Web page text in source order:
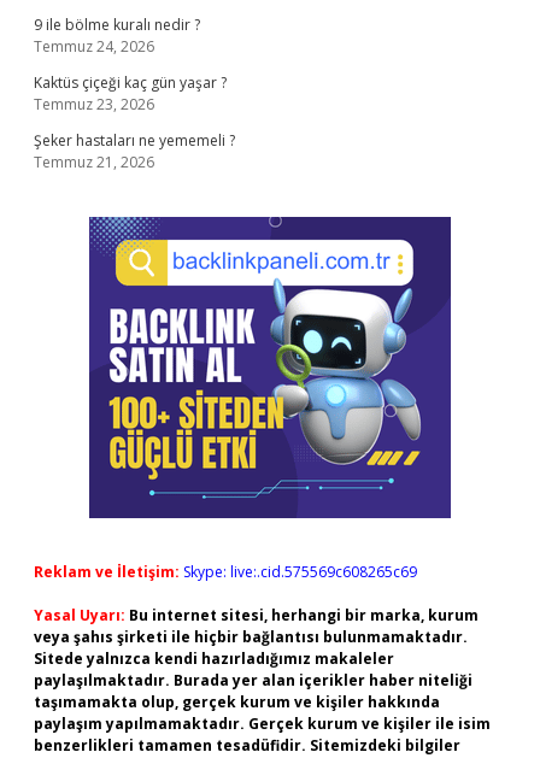
9 ile bölme kuralı nedir ?
Temmuz 24, 2026
Kaktüs çiçeği kaç gün yaşar ?
Temmuz 23, 2026
Şeker hastaları ne yememeli ?
Temmuz 21, 2026
Reklam ve İletişim: Skype: live:.cid.575569c608265c69
Yasal Uyarı: Bu internet sitesi, herhangi bir marka, kurum
veya şahıs şirketi ile hiçbir bağlantısı bulunmamaktadır.
Sitede yalnızca kendi hazırladığımız makaleler
paylaşılmaktadır. Burada yer alan içerikler haber niteliği
taşımamakta olup, gerçek kurum ve kişiler hakkında
paylaşım yapılmamaktadır. Gerçek kurum ve kişiler ile isim
benzerlikleri tamamen tesadüfidir. Sitemizdeki bilgiler